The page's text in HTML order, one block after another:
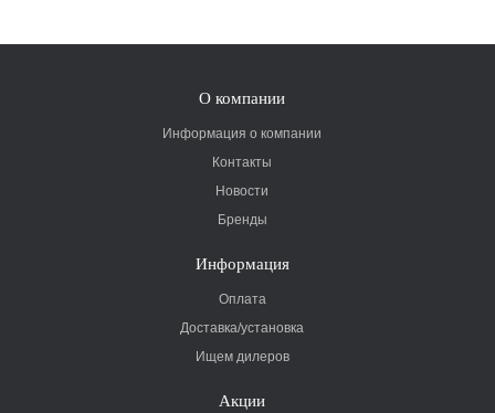
О компании
Информация о компании
Контакты
Новости
Бренды
Информация
Оплата
Доставка/установка
Ищем дилеров
Акции